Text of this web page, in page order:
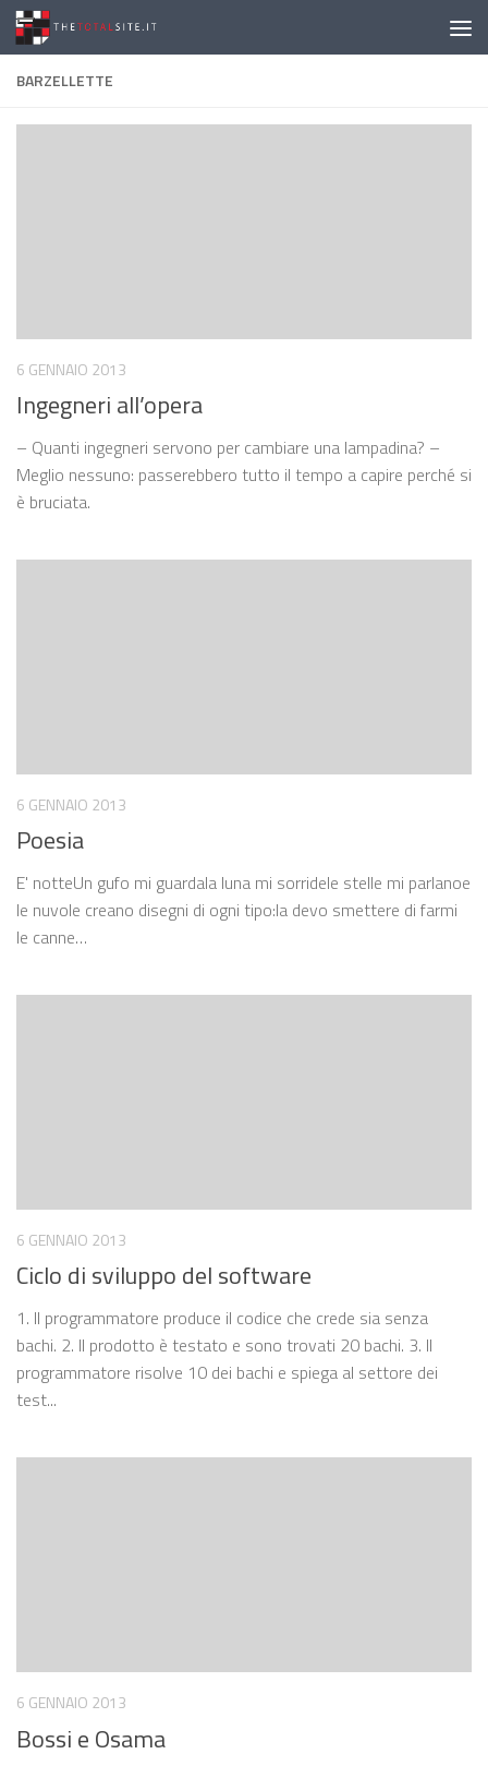
Salta al contenuto
BARZELLETTE
6 GENNAIO 2013
Ingegneri all’opera
– Quanti ingegneri servono per cambiare una lampadina? –
Meglio nessuno: passerebbero tutto il tempo a capire perché si
è bruciata.
6 GENNAIO 2013
Poesia
E' notteUn gufo mi guardala luna mi sorridele stelle mi parlanoe
le nuvole creano disegni di ogni tipo:la devo smettere di farmi
le canne…
6 GENNAIO 2013
Ciclo di sviluppo del software
1. Il programmatore produce il codice che crede sia senza
bachi. 2. Il prodotto è testato e sono trovati 20 bachi. 3. Il
programmatore risolve 10 dei bachi e spiega al settore dei
test...
6 GENNAIO 2013
Bossi e Osama